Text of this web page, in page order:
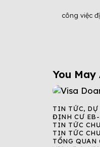
công việc
You May
TIN TỨC,
ĐỊNH CƯ EB-
TIN TỨC
TIN TỨC
TỔNG QUAN